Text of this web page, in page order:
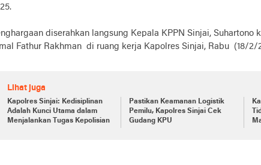
diserahkan langsung Kepala KPPN Sinjai, Suhartono
Fathur Rakhman di ruang kerja Kapolres Sinjai, Rabu (18/2/
Lihat juga
Kapolres Sinjai: Kedisiplinan
Adalah Kunci Utama dalam
Menjalankan Tugas Kepolisian
Pastikan Keamanan Logistik
Pemilu, Kapolres Sinjai Cek
Gudang KPU